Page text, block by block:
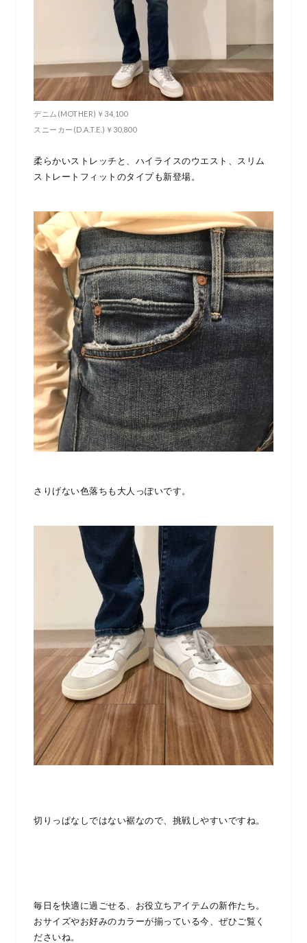
デニム(MOTHER)￥34,100
スニーカー(D.A.T.E.)￥30,800
柔らかいストレッチと、ハイライスのウエスト、スリム
ストレートフィットのタイプも新登場。
さりげない色落ちも大人っぽいです。
切りっぱなしではない裾なので、挑戦しやすいですね。
毎日を快適に過ごせる、お役立ちアイテムの新作たち。
おサイズやお好みのカラーが揃っている今、ぜひご覧く
ださいね。